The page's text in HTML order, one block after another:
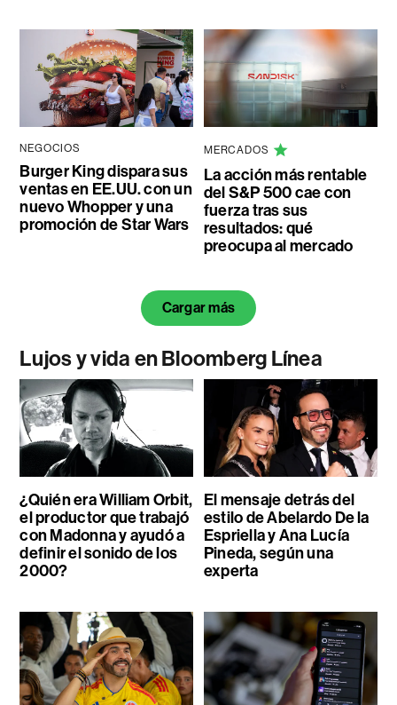
NEGOCIOS
Burger King dispara sus
ventas en EE.UU. con un
nuevo Whopper y una
promoción de Star Wars
MERCADOS
La acción más rentable
del S&P 500 cae con
fuerza tras sus
resultados: qué
preocupa al mercado
Cargar más
Lujos y vida en Bloomberg Línea
¿Quién era William Orbit,
el productor que trabajó
con Madonna y ayudó a
definir el sonido de los
2000?
El mensaje detrás del
estilo de Abelardo De la
Espriella y Ana Lucía
Pineda, según una
experta